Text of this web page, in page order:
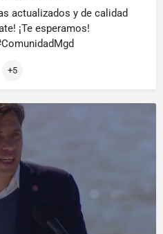
actualizados y de calidad
¡Te esperamos!
+5